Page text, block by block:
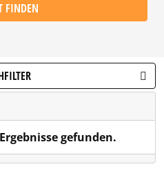
FINDEN
gefunden.